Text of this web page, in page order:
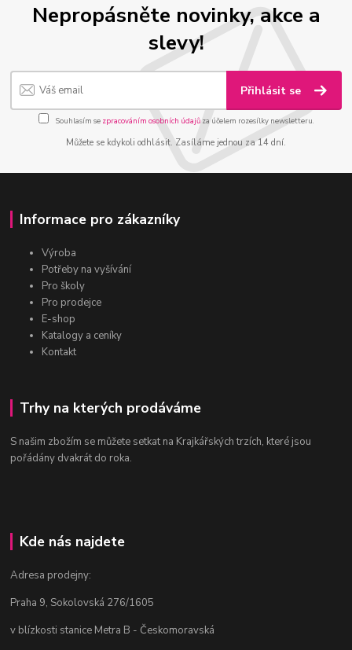
Nepropásněte novinky, akce a
slevy!
Přihlásit se
Souhlasím se zpracováním osobních údajůza účelem rozesílky newsletteru.
Můžete se kdykoli odhlásit. Zasíláme jednou za 14 dní.
Informace pro zákazníky
Výroba
Potřeby na vyšívání
Pro školy
Pro prodejce
E-shop
Katalogy a ceníky
Kontakt
Trhy na kterých prodáváme
S našim zbožím se můžete setkat na Krajkářských trzích, které jsou
pořádány dvakrát do roka.
Kde nás najdete
Adresa prodejny:
Praha 9, Sokolovská 276/1605
v blízkosti stanice Metra B - Českomoravská